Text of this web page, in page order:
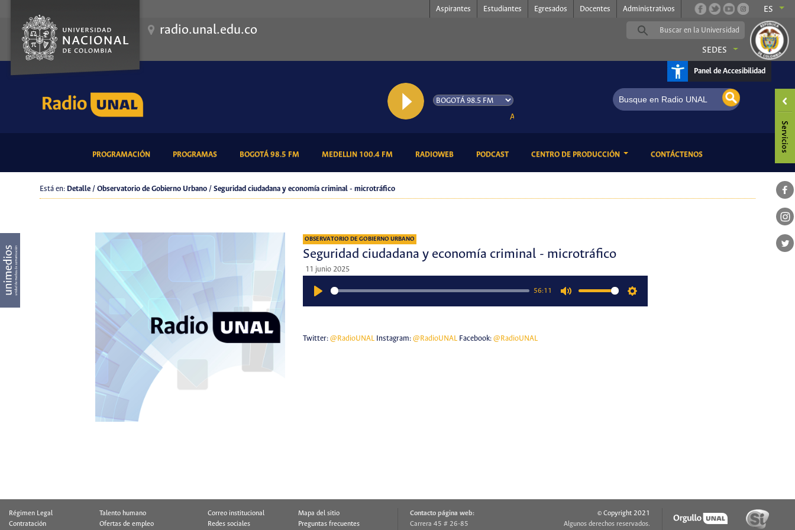
Aspirantes Estudiantes Egresados Docentes Administrativos ES
radio.unal.edu.co
SEDES
Panel de Accesibilidad
AL AIRE: Travesía por las Músicas Colombianas
PROGRAMACIÓN(CURRENT)PROGRAMAS(CURRENT)BOGOTÁ 98.5 FM(CURRENT)MEDELLIN 100.4 FM(CURRENT)RADIOWEB(CURRENT)PODCAST(CURRENT)CENTRO DE PRODUCCIÓN CONTÁCTENOS(CURRENT)
Está en: Detalle / Observatorio de Gobierno Urbano / Seguridad ciudadana y economía criminal - microtráfico
OBSERVATORIO DE GOBIERNO URBANO
Seguridad ciudadana y economía criminal - microtráfico
11 junio 2025
56:11
Twitter: @RadioUNALInstagram: @RadioUNALFacebook: @RadioUNAL
Régimen Legal
Talento humano
Contratación
Ofertas de empleo
Correo institucional
Mapa del sitio
Redes sociales
Preguntas frecuentes
Contacto página web:
Carrera 45 # 26-85
© Copyright 2021
Algunos derechos reservados.